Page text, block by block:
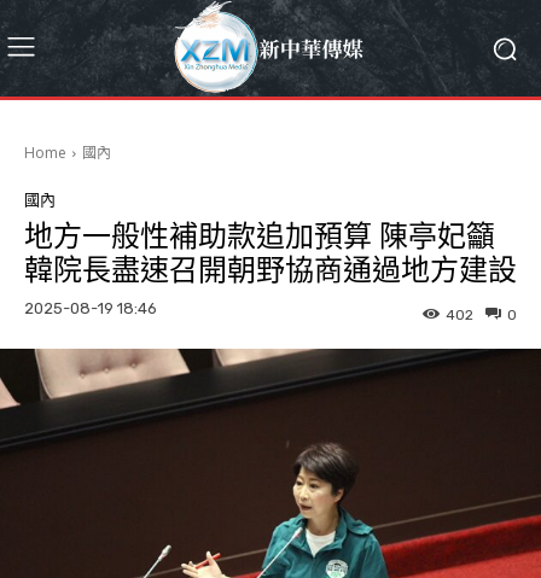
Home 國內
國內
地方一般性補助款追加預算 陳亭妃籲
韓院長盡速召開朝野協商通過地方建設
2025-08-19 18:46 0
402